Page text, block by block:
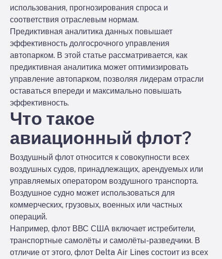
использования, прогнозирования спроса и
соответствия отраслевым нормам.
Предиктивная аналитика данных повышает
эффективность долгосрочного управления
автопарком. В этой статье рассматривается, как
предиктивная аналитика может оптимизировать
управление автопарком, позволяя лидерам отрасли
оставаться впереди и максимально повышать
эффективность.
Что такое
авиационный флот?
Воздушный флот относится к совокупности всех
воздушных судов, принадлежащих, арендуемых или
управляемых оператором воздушного транспорта.
Воздушное судно может использоваться для
коммерческих, грузовых, военных или частных
операций.
Например, флот ВВС США включает истребители,
транспортные самолёты и самолёты-разведчики. В
отличие от этого, флот Delta Air Lines состоит из всех